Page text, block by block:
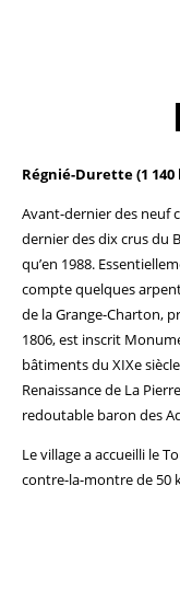
Régnié-Durette (1 140
Avant-dernier des neuf
dernier des dix crus du
qu’en 1988.
compte quelques
de la Grange-Charton,
1806, est inscrit
bâtiments du XIXe
Renaissance de La
redoutable baron des
Le village a accueilli le
contre-la-montre de 50